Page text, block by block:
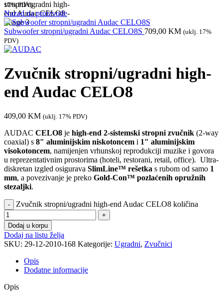
17% PDV)
Nazad na proizvode
Subwoofer stropni/ugradni Audac CELO8S 709,00 KM (uklj. 17%
PDV)
Zvučnik stropni/ugradni high-
end Audac CELO8
409,00 KM (uklj. 17% PDV)
AUDAC CELO8 je high-end 2-sistemski stropni zvučnik (2-way
coaxial) s 8″ aluminijskim niskotoncem i 1″ aluminijskim
visokotoncem, namijenjen vrhunskoj reprodukciji muzike i govora
u reprezentativnim prostorima (hoteli, restorani, retail, office). Ultra-
diskretan izgled osigurava SlimLine™ rešetka s rubom od samo 1
mm, a povezivanje je preko Gold-Con™ pozlaćenih opružnih
stezaljki.
Zvučnik stropni/ugradni high-end Audac CELO8 količina
Dodaj u korpu
Dodaj na listu želja
SKU: 29-12-2010-168 Kategorije: Ugradni, Zvučnici
Opis
Dodatne informacije
Opis